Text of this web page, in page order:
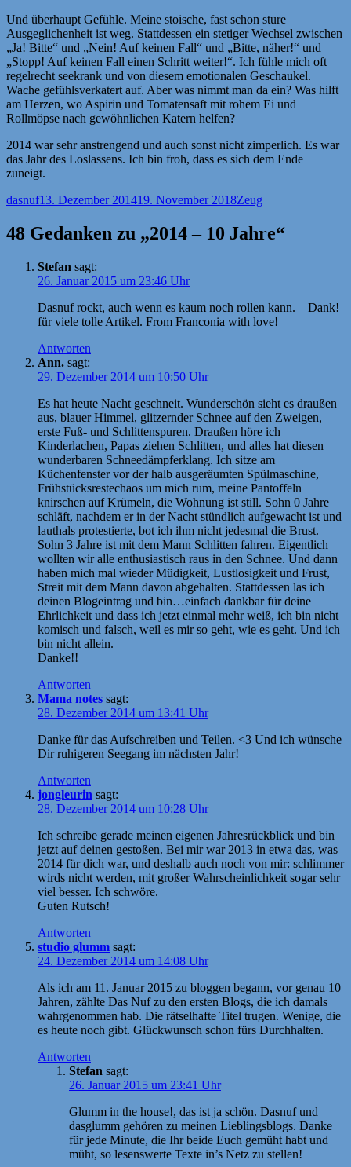
Und überhaupt Gefühle. Meine stoische, fast schon sture
Ausgeglichenheit ist weg. Stattdessen ein stetiger Wechsel zwischen
„Ja! Bitte“ und „Nein! Auf keinen Fall“ und „Bitte, näher!“ und
„Stopp! Auf keinen Fall einen Schritt weiter!“. Ich fühle mich oft
regelrecht seekrank und von diesem emotionalen Geschaukel.
Wache gefühlsverkatert auf. Aber was nimmt man da ein? Was hilft
am Herzen, wo Aspirin und Tomatensaft mit rohem Ei und
Rollmöpse nach gewöhnlichen Katern helfen?
2014 war sehr anstrengend und auch sonst nicht zimperlich. Es war
das Jahr des Loslassens. Ich bin froh, dass es sich dem Ende
zuneigt.
Autor
dasnufVeröffentlicht
13. Dezember 201419. November 2018Kategorien
Zeug
48 Gedanken zu „2014 – 10 Jahre“
Stefan sagt:
26. Januar 2015 um 23:46 Uhr
Dasnuf rockt, auch wenn es kaum noch rollen kann. – Dank!
für viele tolle Artikel. From Franconia with love!
Antworten
Ann. sagt:
29. Dezember 2014 um 10:50 Uhr
Es hat heute Nacht geschneit. Wunderschön sieht es draußen
aus, blauer Himmel, glitzernder Schnee auf den Zweigen,
erste Fuß- und Schlittenspuren. Draußen höre ich
Kinderlachen, Papas ziehen Schlitten, und alles hat diesen
wunderbaren Schneedämpferklang. Ich sitze am
Küchenfenster vor der halb ausgeräumten Spülmaschine,
Frühstücksrestechaos um mich rum, meine Pantoffeln
knirschen auf Krümeln, die Wohnung ist still. Sohn 0 Jahre
schläft, nachdem er in der Nacht stündlich aufgewacht ist und
lauthals protestierte, bot ich ihm nicht jedesmal die Brust.
Sohn 3 Jahre ist mit dem Mann Schlitten fahren. Eigentlich
wollten wir alle enthusiastisch raus in den Schnee. Und dann
haben mich mal wieder Müdigkeit, Lustlosigkeit und Frust,
Streit mit dem Mann davon abgehalten. Stattdessen las ich
deinen Blogeintrag und bin…einfach dankbar für deine
Ehrlichkeit und dass ich jetzt einmal mehr weiß, ich bin nicht
komisch und falsch, weil es mir so geht, wie es geht. Und ich
bin nicht allein.
Danke!!
Antworten
Mama notes sagt:
28. Dezember 2014 um 13:41 Uhr
Danke für das Aufschreiben und Teilen. <3 Und ich wünsche
Dir ruhigeren Seegang im nächsten Jahr!
Antworten
jongleurin sagt:
28. Dezember 2014 um 10:28 Uhr
Ich schreibe gerade meinen eigenen Jahresrückblick und bin
jetzt auf deinen gestoßen. Bei mir war 2013 in etwa das, was
2014 für dich war, und deshalb auch noch von mir: schlimmer
wirds nicht werden, mit großer Wahrscheinlichkeit sogar sehr
viel besser. Ich schwöre.
Guten Rutsch!
Antworten
studio glumm sagt:
24. Dezember 2014 um 14:08 Uhr
Als ich am 11. Januar 2015 zu bloggen begann, vor genau 10
Jahren, zählte Das Nuf zu den ersten Blogs, die ich damals
wahrgenommen hab. Die rätselhafte Titel trugen. Wenige, die
es heute noch gibt. Glückwunsch schon fürs Durchhalten.
Antworten
Stefan sagt:
26. Januar 2015 um 23:41 Uhr
Glumm in the house!, das ist ja schön. Dasnuf und
dasglumm gehören zu meinen Lieblingsblogs. Danke
für jede Minute, die Ihr beide Euch gemüht habt und
müht, so lesenswerte Texte in’s Netz zu stellen!